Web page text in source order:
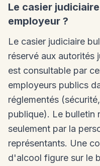
Le casier
employeur ?
Le casier judiciaire
réservé aux autorités
est consultable par
employeurs publics
réglementés
publique). Le bulletin
seulement par la
représentants. Une
d'alcool figure sur le